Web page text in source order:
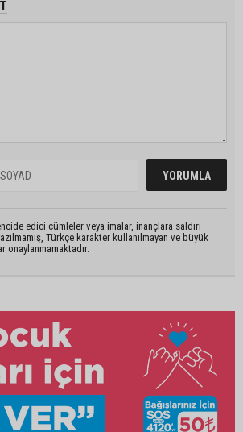
edici cümleler veya imalar, inançlara saldırı
Türkçe karakter kullanılmayan ve büyük
onaylanmamaktadır.